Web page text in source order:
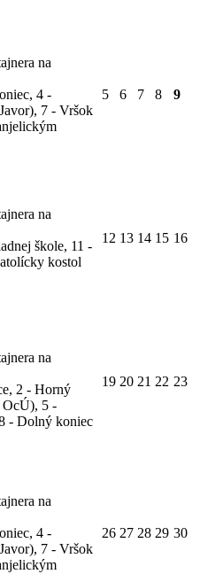
na
4 -
7 - Vršok
5 6 7 8 9
na
škole, 11 -
kostol
12 13 14 15 16
na
2 - Horný
OcÚ), 5 -
- Dolný koniec
19 20 21 22 23
na
4 -
7 - Vršok
26 27 28 29 30